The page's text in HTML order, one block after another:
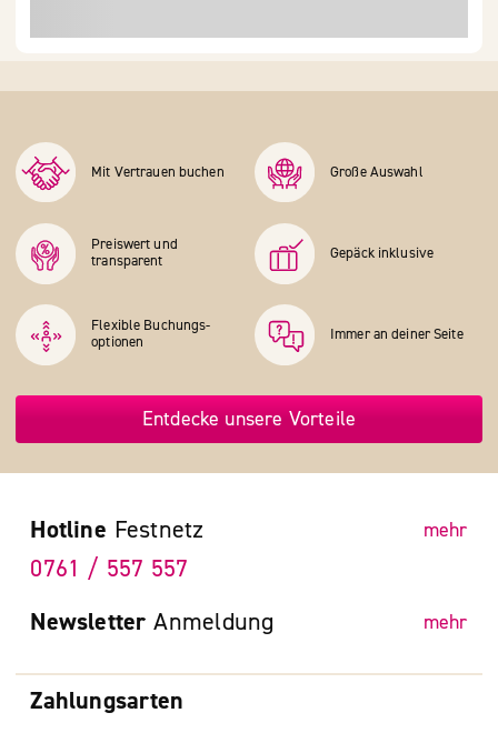
Mit Vertrauen buchen Große Auswahl
Preiswert und
transparent
Gepäck inklusive
Flexible Buchungs­
optionen
Immer an deiner Seite
Entdecke unsere Vorteile
Zahlungsarten
Hotline Festnetz mehr
0761 / 557 557
Newsletter Anmeldung mehr